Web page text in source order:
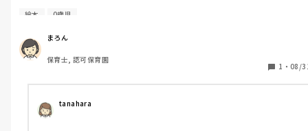
0歳児クラスの担任をしていた時です。
座って読むことはつたえましたが、絵本の楽しさが分からない時
期は持ち歩くだけになっちゃいますよね⋯
絵本 0歳児
まろん
保育士, 認可保育園
1 ・ 08/
tanahara